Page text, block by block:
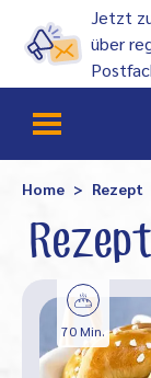
Jetzt
über
Home Rezept
70 Min.